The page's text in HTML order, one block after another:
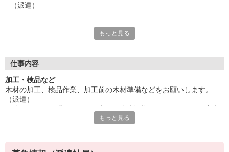
（派遣）
給与即払いOK！ただし就業状況によりご利用いただけない場合
『テクノ・サービス』は、派遣業界大手スタッフサービスグルー
プです。
全国にあるお仕事の中から、一人ひとりのスキルや希望条件に応
じたお仕事をご案内します。
もっと見る
仕事内容
加工・検品など
木材の加工、検品作業、加工前の木材準備などをお願いします。
（派遣）
もっと見る